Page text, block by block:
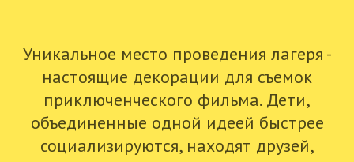
Уникальное место проведения лагеря -
настоящие декорации для съемок
приключенческого фильма. Дети,
объединенные одной идеей быстрее
социализируются, находят друзей,